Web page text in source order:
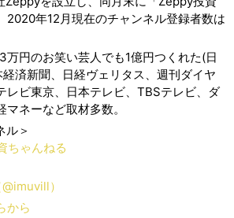
2020年12月現在のチャンネル登録者数は
万円のお笑い芸人でも1億円つくれた(日
済新聞、日経ヴェリタス、週刊ダイヤ
レビ東京、日本テレビ、TBSテレビ、ダ
ネーなど取材多数。
ル＞
ちゃんねる
）
から